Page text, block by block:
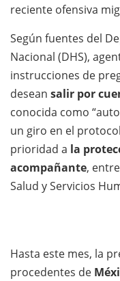
reciente ofensiva
Según fuentes del
Nacional (DHS),
instrucciones de
desean salir por
conocida como
un giro en el
prioridad a la
acompañante,
Salud y Servicios
Hasta este mes, la
procedentes de